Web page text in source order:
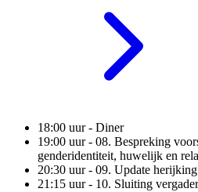
18:00 uur - Diner
19:00 uur - 08. Bespreking
genderidentiteit, huwelijk en
20:30 uur - 09. Update
21:15 uur - 10. Sluiting